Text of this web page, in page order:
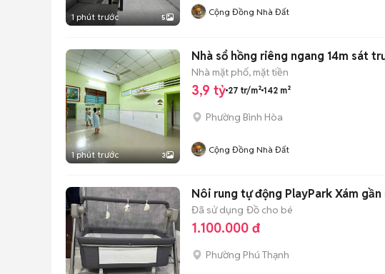
1 phút trước 5 Cộng Đồng Nhà Đất
1 phút trước 3
Nhà sổ hồng riêng ngang 14m sát
Nhà mặt phố, mặt tiền
3,9 tỷ 27 tr/m² 142 m²
Phường Bình Hòa
Cộng Đồng Nhà Đất
Nôi rung tự động PlayPark Xám gần
Đã sử dụng Đồ cho bé
1.100.000 đ
Phường Phú Thạnh